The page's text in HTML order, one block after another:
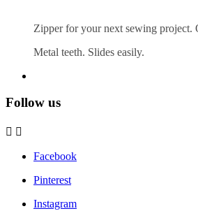
Zipper for your next sewing project.
Metal teeth. Slides easily.
Follow us
 
Facebook
Pinterest
Instagram